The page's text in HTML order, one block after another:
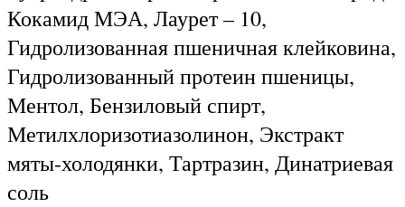
Кокамид МЭА, Лаурет – 10,
Гидролизованная пшеничная клейковина,
Гидролизованный протеин пшеницы,
Ментол, Бензиловый спирт,
Метилхлоризотиазолинон, Экстракт
мяты-холодянки, Тартразин, Динатриевая
соль